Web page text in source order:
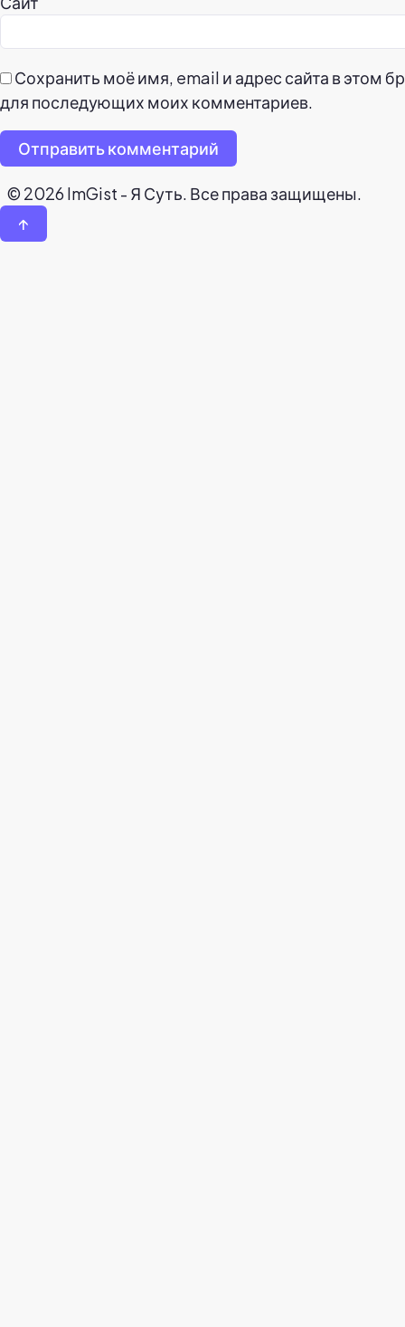
Сохранить моё имя, email и адрес сайта в этом
для последующих моих комментариев.
Отправить комментарий
© 2026 ImGist - Я Суть. Все права защищены.
↑